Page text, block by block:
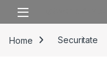
Skip to navigation
Skip to content
Home Securitate